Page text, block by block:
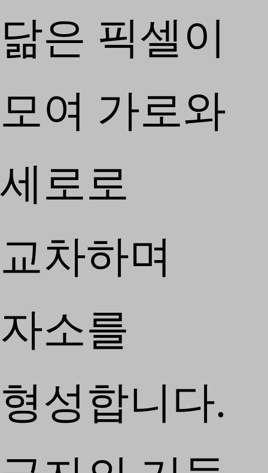
닮은 픽셀이
모여 가로와
세로로
교차하며
자소를
형성합니다.